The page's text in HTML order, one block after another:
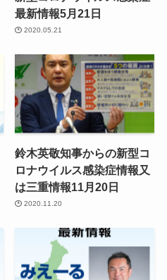
最新情報5月21日
2020.05.21
鈴木英敬知事からの新型コ
ロナウイルス感染症情報又
は三重情報11月20日
2020.11.20